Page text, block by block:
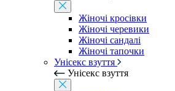
Жіночі кросівки
Жіночі черевики
Жіночі сандалі
Жіночі тапочки
Унісекс взуття
Унісекс взуття